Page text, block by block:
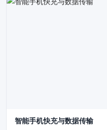
智能手机快充与数据传输